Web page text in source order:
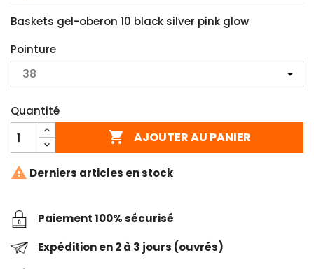
Baskets gel-oberon 10 black silver pink glow
Pointure
Quantité
 AJOUTER AU PANIER
 Derniers articles en stock
Paiement 100% sécurisé
Expédition en 2 à 3 jours (ouvrés)